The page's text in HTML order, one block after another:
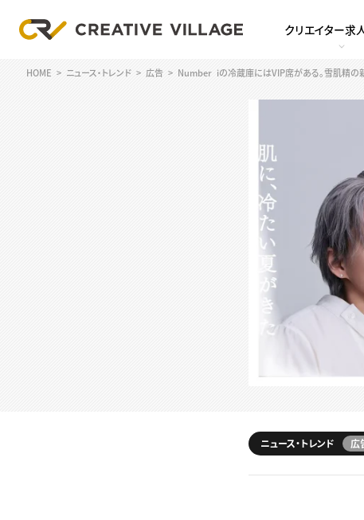
クリエイター求
HOME ニュース・トレンド 広告 Number_iの冷蔵庫にはVIP席がある。雪肌精の
ニュース・トレンド 広